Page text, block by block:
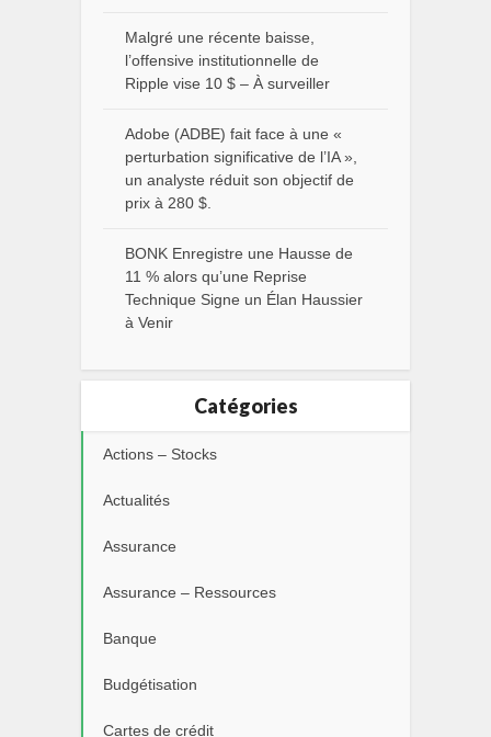
Malgré une récente baisse,
l’offensive institutionnelle de
Ripple vise 10 $ – À surveiller
Adobe (ADBE) fait face à une «
perturbation significative de l’IA »,
un analyste réduit son objectif de
prix à 280 $.
BONK Enregistre une Hausse de
11 % alors qu’une Reprise
Technique Signe un Élan Haussier
à Venir
Catégories
Actions – Stocks
Actualités
Assurance
Assurance – Ressources
Banque
Budgétisation
Cartes de crédit